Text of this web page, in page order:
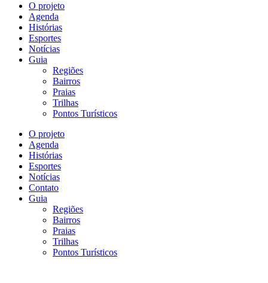
O projeto
Agenda
Histórias
Esportes
Notícias
Guia
Regiões
Bairros
Praias
Trilhas
Pontos Turísticos
O projeto
Agenda
Histórias
Esportes
Notícias
Contato
Guia
Regiões
Bairros
Praias
Trilhas
Pontos Turísticos